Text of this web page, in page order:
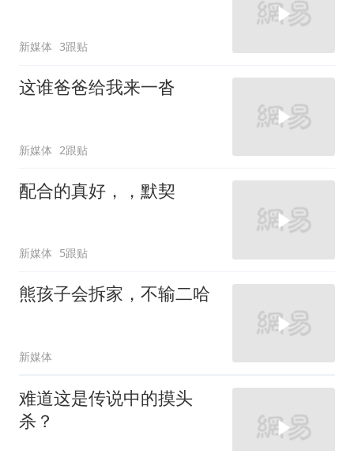
新媒体 3跟贴
这谁爸爸给我来一沓
新媒体 2跟贴
配合的真好，，默契
新媒体 5跟贴
熊孩子会拆家，不输二哈
新媒体
难道这是传说中的摸头
杀？